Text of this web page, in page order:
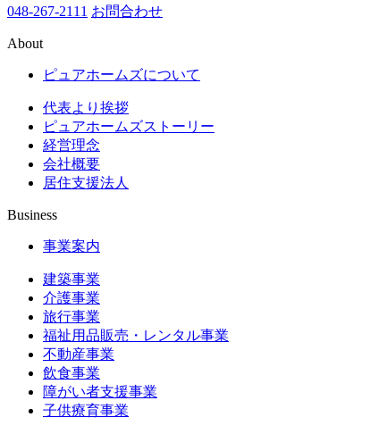
048-267-2111 お問合わせ
About
ピュアホームズについて
代表より挨拶
ピュアホームズストーリー
経営理念
会社概要
居住支援法人
Business
事業案内
建築事業
介護事業
旅行事業
福祉用品販売・レンタル事業
不動産事業
飲食事業
障がい者支援事業
子供療育事業